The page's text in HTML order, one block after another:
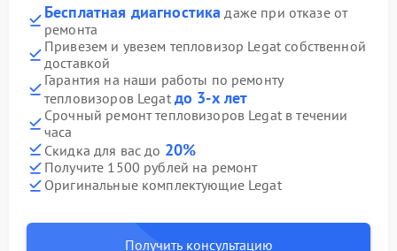
Бесплатная диагностика даже при отказе от
ремонта
Привезем и увезем тепловизор Legat собственной
доставкой
Гарантия на наши работы по ремонту
тепловизоров Legat до 3-х лет
Срочный ремонт тепловизоров Legat в течении
часа
Скидка для вас до 20%
Получите 1500 рублей на ремонт
Оригинальные комплектующие Legat
Получить консультацию